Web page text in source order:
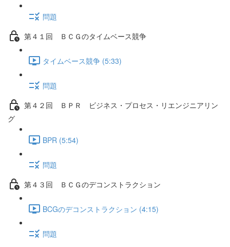
問題
第４１回 ＢＣＧのタイムベース競争
タイムベース競争 (5:33)
問題
第４２回 ＢＰＲ ビジネス・プロセス・リエンジニアリン
グ
BPR (5:54)
問題
第４３回 ＢＣＧのデコンストラクション
BCGのデコンストラクション (4:15)
問題